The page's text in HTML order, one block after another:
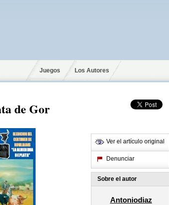
Juegos Los Autores
de Gor
Ver el artículo original
Denunciar
Sobre el autor
Antoniodiaz